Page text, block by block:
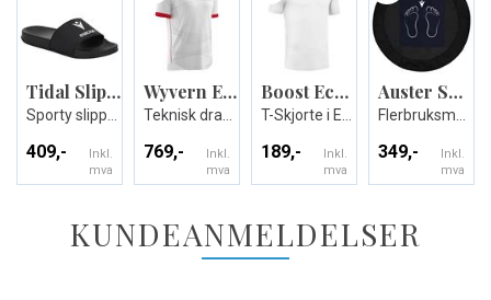
Tidal Slippers
409,-
Inkl.
mva
Wyvern Eco Match Day Shirt
769,-
Inkl.
mva
Boost Eco T-shirt
189,-
Inkl.
mva
Auster Shower Mat
349,-
Inkl.
mva
KUNDEANMELDELSER